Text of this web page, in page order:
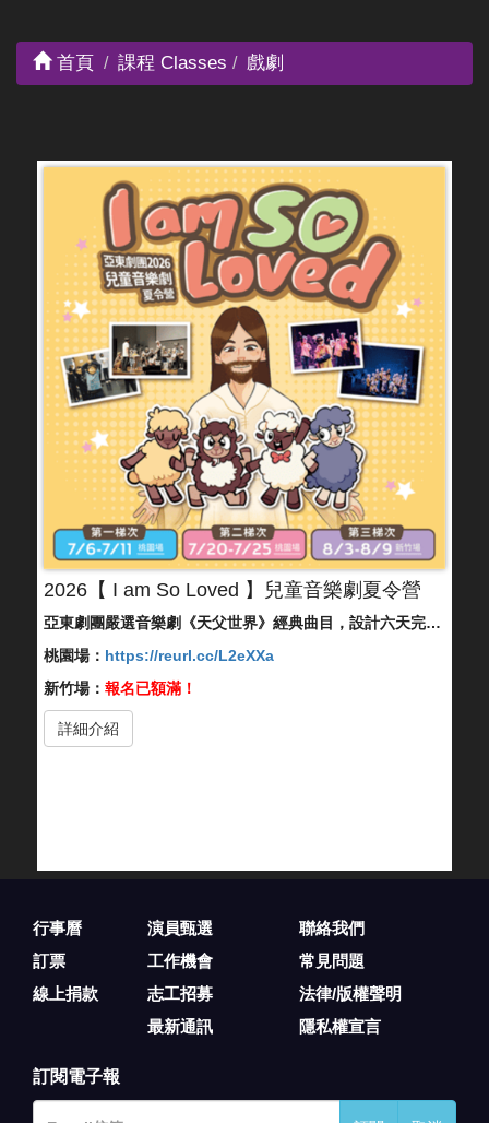
首頁 課程 Classes 戲劇
2026【 I am So Loved 】兒童音樂劇夏令營
亞東劇團嚴選音樂劇《天父世界》經典曲目，設計六天完整且豐富的課程與排演，不僅學習表演，更是從中學習美好的品格，並將在最後一天呈現，歡迎攜家帶眷共襄盛舉。
桃園場： https://reurl.cc/L2eXXa
新竹場： 報名已額滿！
詳細介紹
行事曆
訂票
線上捐款
演員甄選
工作機會
志工招募
最新通訊
聯絡我們
常見問題
法律/版權聲明
隱私權宣言
訂閱電子報